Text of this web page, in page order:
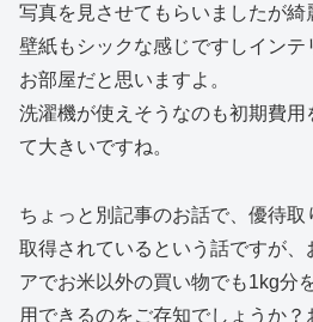
写真を見させてもらいましたが綺
壁紙もシックな感じですしインテ
お部屋だと思いますよ。
洗濯機が使えそうなのも初期費用
て大きいですね。
ちょっと別記事のお話で、優待
取得されているという話ですが、
アでお米以外の買い物でも1kg分
用できるのをご存知でしょうか？